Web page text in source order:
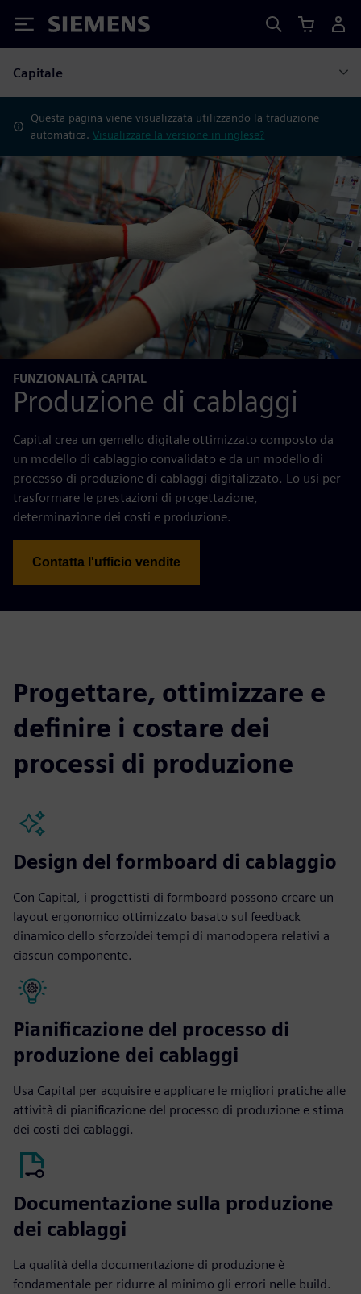
Siemens
Capitale
Questa pagina viene visualizzata utilizzando la traduzione
automatica.Visualizzare la versione in inglese?
FUNZIONALITÀ CAPITAL
Produzione di cablaggi
Capital crea un gemello digitale ottimizzato composto da
un modello di cablaggio convalidato e da un modello di
processo di produzione di cablaggi digitalizzato. Lo usi per
trasformare le prestazioni di progettazione,
determinazione dei costi e produzione.
Contatta l'ufficio vendite
Progettare, ottimizzare e
definire i costare dei
processi di produzione
Design del formboard di cablaggio
Con Capital, i progettisti di formboard possono creare un
layout ergonomico ottimizzato basato sul feedback
dinamico dello sforzo/dei tempi di manodopera relativi a
ciascun componente.
Pianificazione del processo di
produzione dei cablaggi
Usa Capital per acquisire e applicare le migliori pratiche alle
attività di pianificazione del processo di produzione e stima
dei costi dei cablaggi.
Documentazione sulla produzione
dei cablaggi
La qualità della documentazione di produzione è
fondamentale per ridurre al minimo gli errori nelle build.